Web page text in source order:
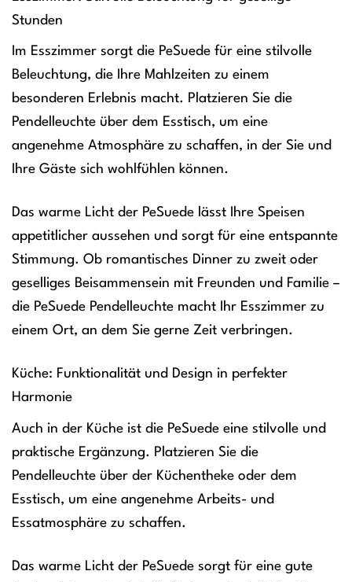
Stunden
Im Esszimmer sorgt die PeSuede für eine stilvolle
Beleuchtung, die Ihre Mahlzeiten zu einem
besonderen Erlebnis macht. Platzieren Sie die
Pendelleuchte über dem Esstisch, um eine
angenehme Atmosphäre zu schaffen, in der Sie und
Ihre Gäste sich wohlfühlen können.
Das warme Licht der PeSuede lässt Ihre Speisen
appetitlicher aussehen und sorgt für eine entspannte
Stimmung. Ob romantisches Dinner zu zweit oder
geselliges Beisammensein mit Freunden und Familie –
die PeSuede Pendelleuchte macht Ihr Esszimmer zu
einem Ort, an dem Sie gerne Zeit verbringen.
Küche: Funktionalität und Design in perfekter
Harmonie
Auch in der Küche ist die PeSuede eine stilvolle und
praktische Ergänzung. Platzieren Sie die
Pendelleuchte über der Küchentheke oder dem
Esstisch, um eine angenehme Arbeits- und
Essatmosphäre zu schaffen.
Das warme Licht der PeSuede sorgt für eine gute